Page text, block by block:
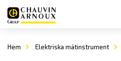
Hem Elektriska mätinstrument